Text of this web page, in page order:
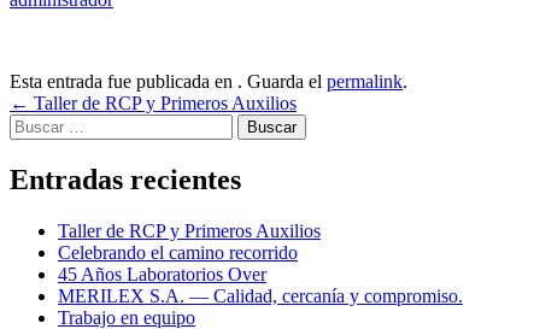
Esta entrada fue publicada en . Guarda el permalink.
Navegación
de
entradas
← Taller de RCP y Primeros Auxilios
Buscar:
Entradas recientes
Taller de RCP y Primeros Auxilios
Celebrando el camino recorrido
45 Años Laboratorios Over
MERILEX S.A. — Calidad, cercanía y compromiso.
Trabajo en equipo